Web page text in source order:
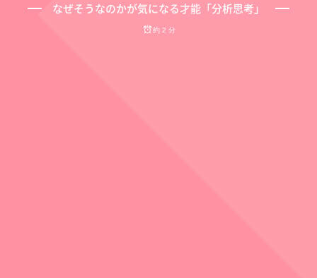
なぜそうなのかが気になる才能「分析思考」
約 2 分